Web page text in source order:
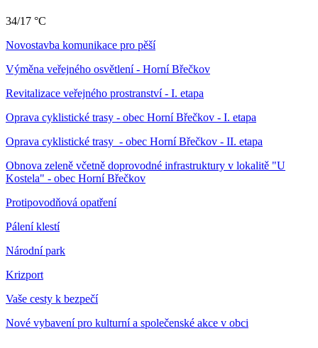
34/17 °C
Novostavba komunikace pro pěší
Výměna veřejného osvětlení - Horní Břečkov
Revitalizace veřejného prostranství - I. etapa
Oprava cyklistické trasy - obec Horní Břečkov - I. etapa
Oprava cyklistické trasy - obec Horní Břečkov - II. etapa
Obnova zeleně včetně doprovodné infrastruktury v lokalitě "U
Kostela" - obec Horní Břečkov
Protipovodňová opatření
Pálení klestí
Národní park
Krizport
Vaše cesty k bezpečí
Nové vybavení pro kulturní a společenské akce v obci